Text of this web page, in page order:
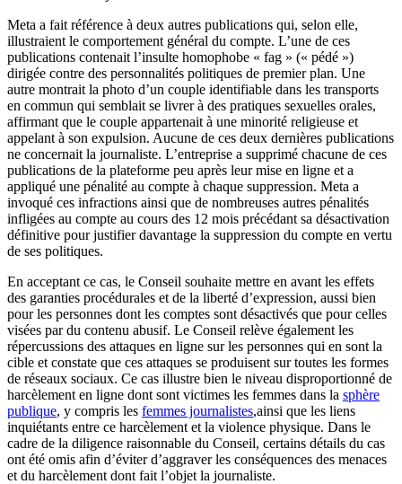
Meta a fait référence à deux autres publications qui, selon elle,
illustraient le comportement général du compte. L’une de ces
publications contenait l’insulte homophobe « fag » (« pédé »)
dirigée contre des personnalités politiques de premier plan. Une
autre montrait la photo d’un couple identifiable dans les transports
en commun qui semblait se livrer à des pratiques sexuelles orales,
affirmant que le couple appartenait à une minorité religieuse et
appelant à son expulsion. Aucune de ces deux dernières publications
ne concernait la journaliste. L’entreprise a supprimé chacune de ces
publications de la plateforme peu après leur mise en ligne et a
appliqué une pénalité au compte à chaque suppression. Meta a
invoqué ces infractions ainsi que de nombreuses autres pénalités
infligées au compte au cours des 12 mois précédant sa désactivation
définitive pour justifier davantage la suppression du compte en vertu
de ses politiques.
En acceptant ce cas, le Conseil souhaite mettre en avant les effets
des garanties procédurales et de la liberté d’expression, aussi bien
pour les personnes dont les comptes sont désactivés que pour celles
visées par du contenu abusif. Le Conseil relève également les
répercussions des attaques en ligne sur les personnes qui en sont la
cible et constate que ces attaques se produisent sur toutes les formes
de réseaux sociaux. Ce cas illustre bien le niveau disproportionné de
harcèlement en ligne dont sont victimes les femmes dans la sphère
publique, y compris les femmes journalistes,ainsi que les liens
inquiétants entre ce harcèlement et la violence physique. Dans le
cadre de la diligence raisonnable du Conseil, certains détails du cas
ont été omis afin d’éviter d’aggraver les conséquences des menaces
et du harcèlement dont fait l’objet la journaliste.